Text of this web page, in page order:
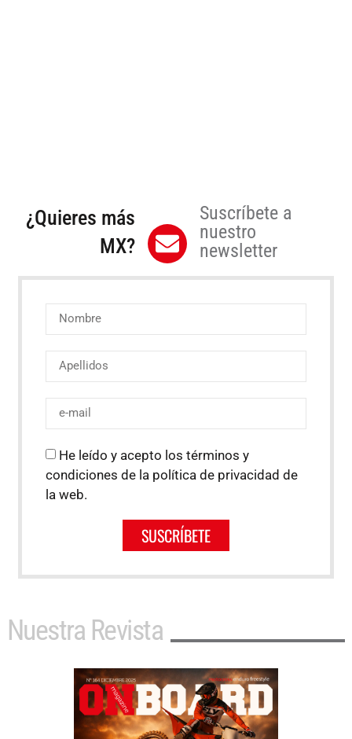
¿Quieres más
MX?
Suscríbete a
nuestro
newsletter
He leído y acepto los términos y
condiciones de la política de privacidad de
la web.
SUSCRÍBETE
Nuestra Revista